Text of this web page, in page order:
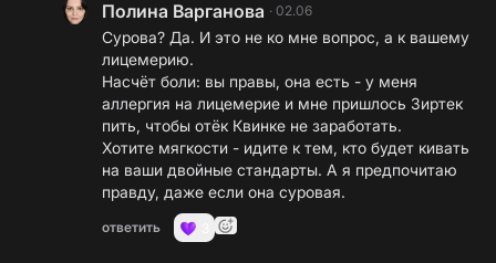
Полина Варганова · 02.06
Сурова? Да. И это не ко мне вопрос, а к вашему
лицемерию.
Насчёт боли: вы правы, она есть - у меня
аллергия на лицемерие и мне пришлось Зиртек
пить, чтобы отёк Квинке не заработать.
Хотите мягкости - идите к тем, кто будет кивать
на ваши двойные стандарты. А я предпочитаю
правду, даже если она суровая.
ответить